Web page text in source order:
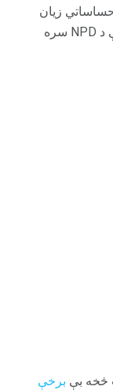
زیان
له لارې چې هغه خلکو ته پیښیږي چې څوک یې د NPD سره
څخه بې برخې